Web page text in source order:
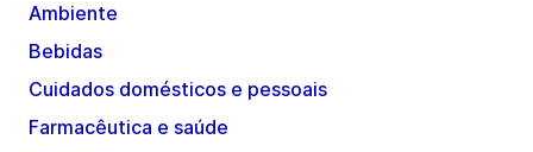
Ambiente
Bebidas
Cuidados domésticos e pessoais
Farmacêutica e saúde